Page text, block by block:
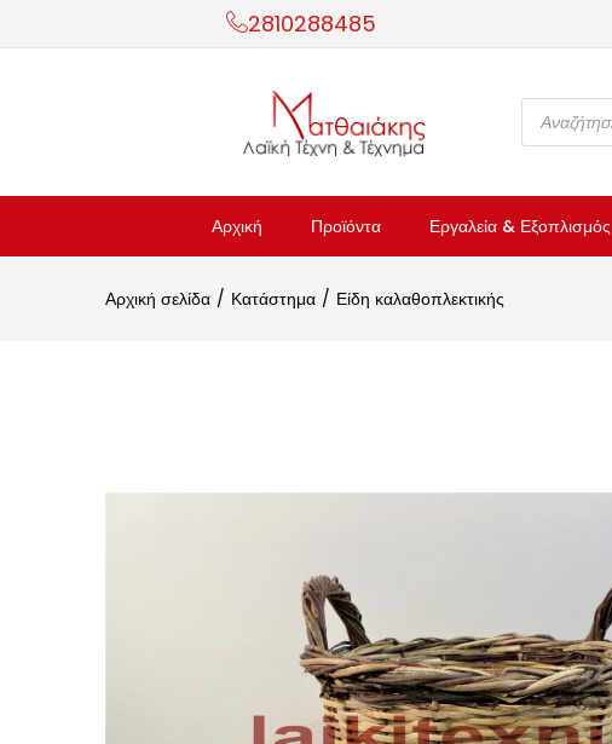
2810288485
Αρχική Προϊόντα Εργαλεία & Εξοπλισμός
Αρχική σελίδα Κατάστημα Είδη καλαθοπλεκτικής